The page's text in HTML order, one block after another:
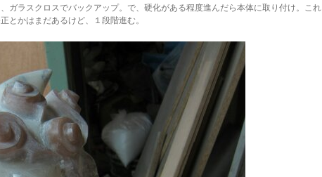
ガラスクロスでバックアップ。で、硬化がある程度進んだら本体に取り付け。これ
とかはまだあるけど、１段階進む。